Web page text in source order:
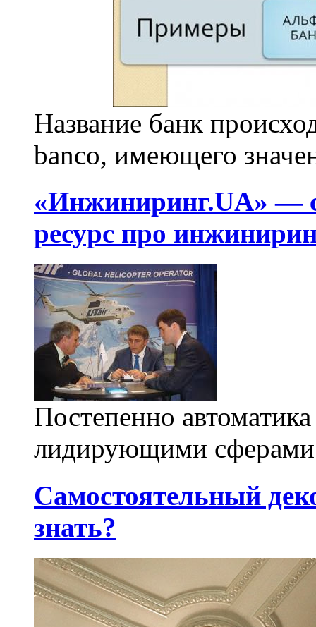
Название банк
banco, имеющего
«Инжиниринг.UA» —
ресурс про
Постепенно
лидирующими
Самостоятельный
знать?